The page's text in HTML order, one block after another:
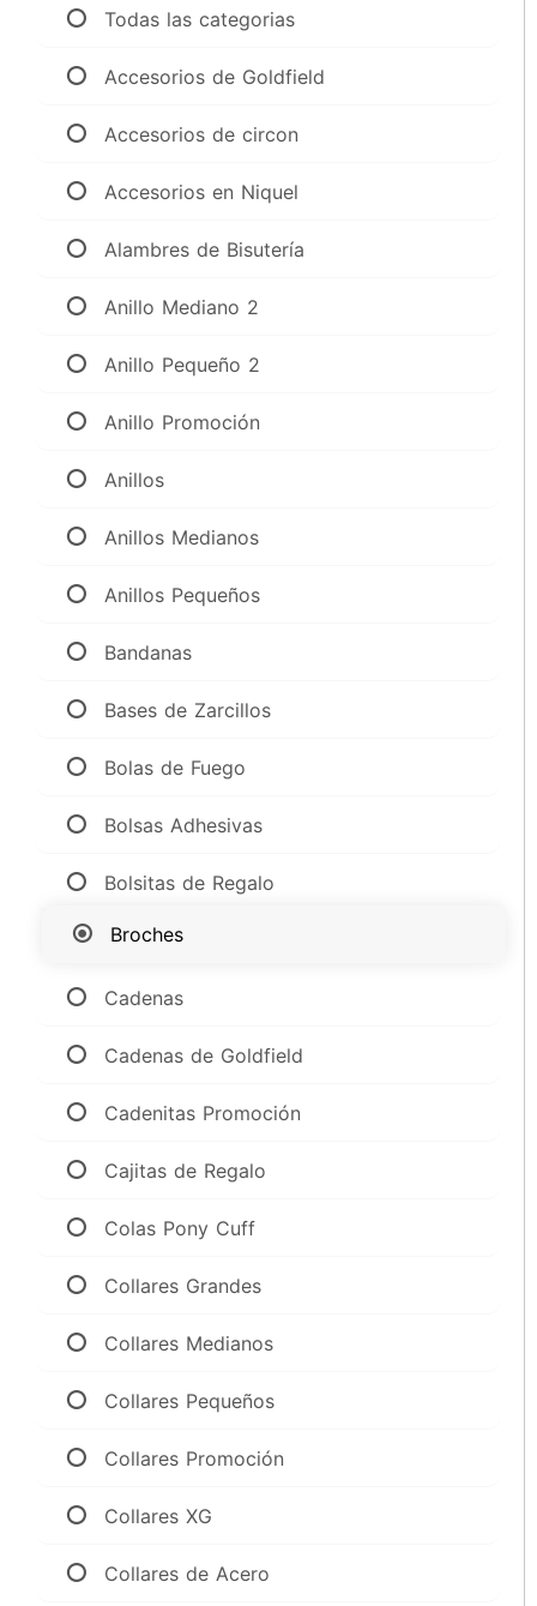
Todas las categorias
Accesorios de Goldfield
Accesorios de circon
Accesorios en Niquel
Alambres de Bisutería
Anillo Mediano 2
Anillo Pequeño 2
Anillo Promoción
Anillos
Anillos Medianos
Anillos Pequeños
Bandanas
Bases de Zarcillos
Bolas de Fuego
Bolsas Adhesivas
Bolsitas de Regalo
Broches
Cadenas
Cadenas de Goldfield
Cadenitas Promoción
Cajitas de Regalo
Colas Pony Cuff
Collares Grandes
Collares Medianos
Collares Pequeños
Collares Promoción
Collares XG
Collares de Acero